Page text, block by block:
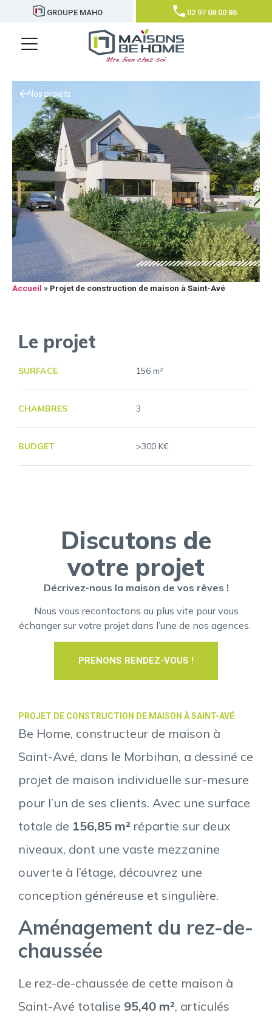
GROUPE MAHO 02 97 08 00 86
Nos projets
Accueil » Projet de construction de maison à Saint-Avé
Le projet
SURFACE 156 m²
CHAMBRES 3
BUDGET >300 K€
Discutons de
votre projet
Décrivez-nous la maison de vos rêves !
Nous vous recontactons au plus vite pour vous
échanger sur votre projet dans l’une de nos agences.
PRENONS RENDEZ-VOUS !
PROJET DE CONSTRUCTION DE MAISON À SAINT-AVÉ
Be Home, constructeur de maison à
Saint-Avé, dans le Morbihan, a dessiné ce
projet de maison individuelle sur-mesure
pour l’un de ses clients. Avec une surface
totale de 156,85 m² répartie sur deux
niveaux, dont une vaste mezzanine
ouverte à l’étage, découvrez une
conception généreuse et singulière.
Aménagement du rez-de-
chaussée
Le rez-de-chaussée de cette maison à
Saint-Avé totalise 95,40 m², articulés